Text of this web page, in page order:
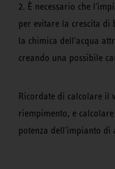
2. È necessario che
per evitare la crescita di
la chimica dell'acqua
creando una possibile
Ricordate di calcolare il
riempimento, e
potenza dell'impianto di